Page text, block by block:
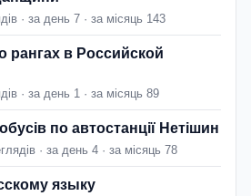
· за день 7 · за місяць 143
рангах в Российской
· за день 1 · за місяць 89
по автостанції Нетішин
· за день 4 · за місяць 78
языку